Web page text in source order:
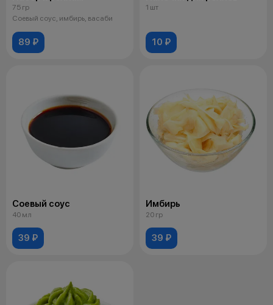
75 гр
Соевый соус, имбирь, васаби
89 ₽
1 шт
10 ₽
Соевый соус
40 мл
39 ₽
Имбирь
20 гр
39 ₽